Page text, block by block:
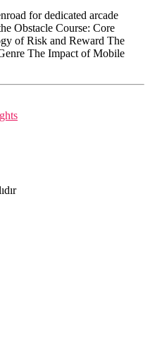
for dedicated arcade
Obstacle Course: Core
of Risk and Reward The
The Impact of Mobile